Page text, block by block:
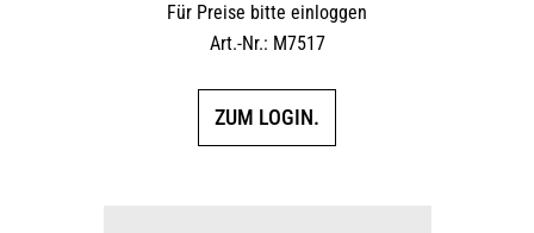
Für Preise bitte einloggen
Art.-Nr.: M7517
ZUM LOGIN.